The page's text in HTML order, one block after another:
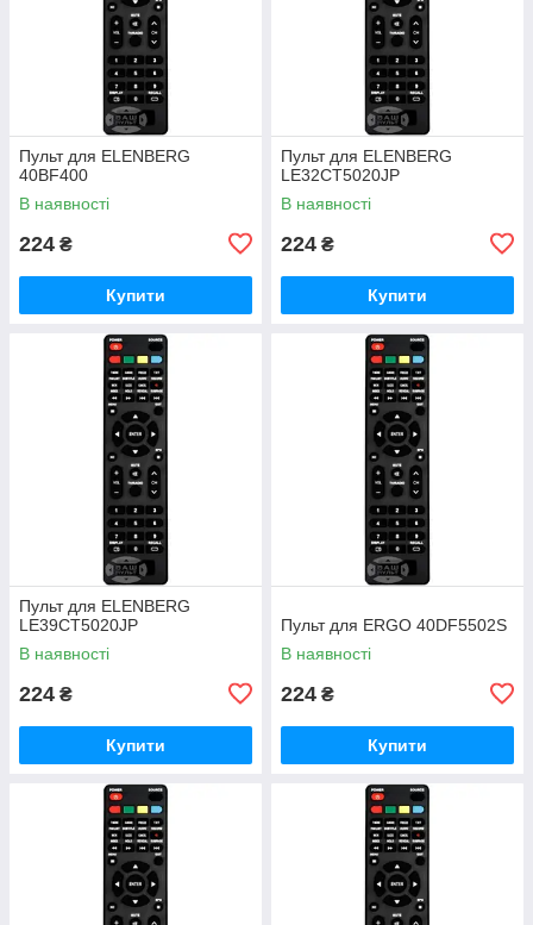
Пульт для ELENBERG
40BF400
В наявності
224 ₴
Купити
Пульт для ELENBERG
LE32CT5020JP
В наявності
224 ₴
Купити
Пульт для ELENBERG
LE39CT5020JP
В наявності
224 ₴
Купити
Пульт для ERGO 40DF5502S
В наявності
224 ₴
Купити